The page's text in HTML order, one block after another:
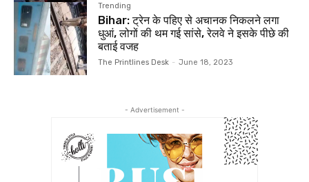
Trending
Bihar: ट्रेन के पहिए से अचानक निकलने लगा
धुआं, लोगों की थम गई सांसे, रेलवे ने इसके पीछे की
बताई वजह
The Printlines Desk - June 18, 2023
- Advertisement -